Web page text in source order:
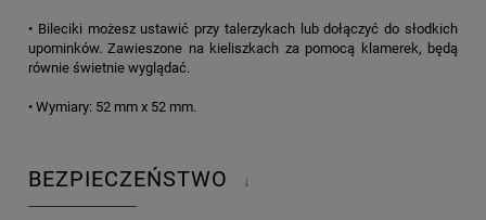
• Bileciki możesz ustawić przy talerzykach lub dołączyć do słodkich
upominków. Zawieszone na kieliszkach za pomocą klamerek, będą
równie świetnie wyglądać.
• Wymiary: 52 mm x 52 mm.
BEZPIECZEŃSTWO ↓